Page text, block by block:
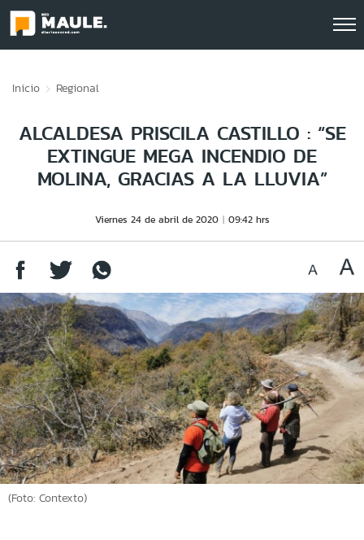
Inicio Regional
ALCALDESA PRISCILA CASTILLO : “SE
EXTINGUE MEGA INCENDIO DE
MOLINA, GRACIAS A LA LLUVIA”
Viernes 24 de abril de 2020 09:42 hrs
(Foto: Contexto)